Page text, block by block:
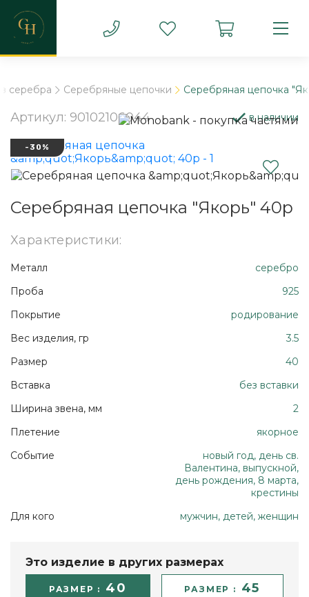
серебра Серебряные цепочки Серебряная цепочка
Серебряная цепочка "Якорь" 40р
-30%
Артикул: 90102106044 в наличии
Характеристики:
Металл
серебро
Проба
925
Покрытие
родирование
Вес изделия, гр
3.5
Размер
40
Вставка
без вставки
Ширина звена, мм
2
Плетение
якорное
Событие
новый год, день св.
Валентина, выпускной,
день рождения, 8 марта,
крестины
Для кого
мужчин, детей, женщин
Это изделие в других размерах
РАЗМЕР : 40 РАЗМЕР : 45